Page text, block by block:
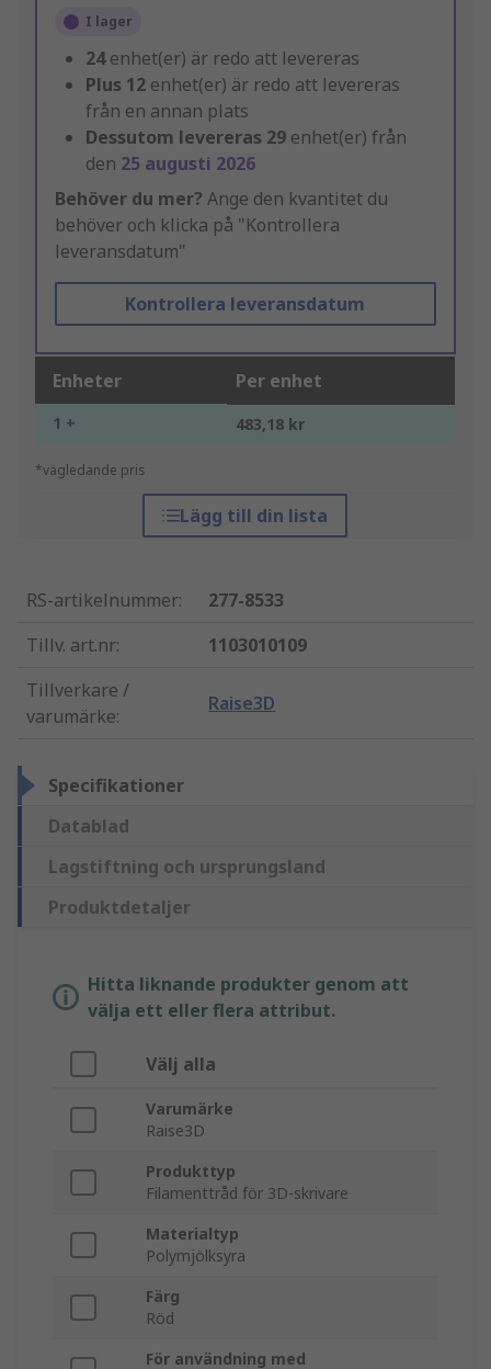
I lager
24enhet(er) är redo att levereras
Plus 12 enhet(er) är redo att levereras
från en annan plats
Dessutom levereras 29 enhet(er) från
den 25 augusti 2026
Behöver du mer? Ange den kvantitet du
behöver och klicka på "Kontrollera
leveransdatum"
Kontrollera leveransdatum
Enheter Per enhet
1 + 483,18 kr
*vägledande pris
Lägg till din lista
RS-artikelnummer:
277-8533
Tillv. art.nr:
1103010109
Tillverkare /
varumärke:
Raise3D
Specifikationer
Datablad
Lagstiftning och ursprungsland
Produktdetaljer
Hitta liknande produkter genom att
välja ett eller flera attribut.
Välj alla
Varumärke
Raise3D
Produkttyp
Filamenttråd för 3D-skrivare
Materialtyp
Polymjölksyra
Färg
Röd
För användning med